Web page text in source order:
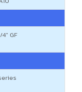
4″ GF